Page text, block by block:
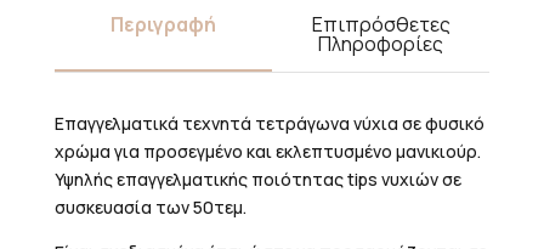
Περιγραφή Επιπρόσθετες
Πληροφορίες
Επαγγελματικά τεχνητά τετράγωνα νύχια σε φυσικό
χρώμα για προσεγμένο και εκλεπτυσμένο μανικιούρ.
Υψηλής επαγγελματικής ποιότητας tips νυχιών σε
συσκευασία των 50τεμ.